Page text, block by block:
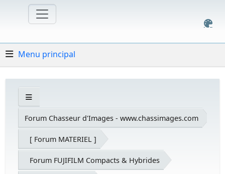
Menu principal
Forum Chasseur d'Images - www.chassimages.com
[ Forum MATERIEL ]
Forum FUJIFILM Compacts & Hybrides